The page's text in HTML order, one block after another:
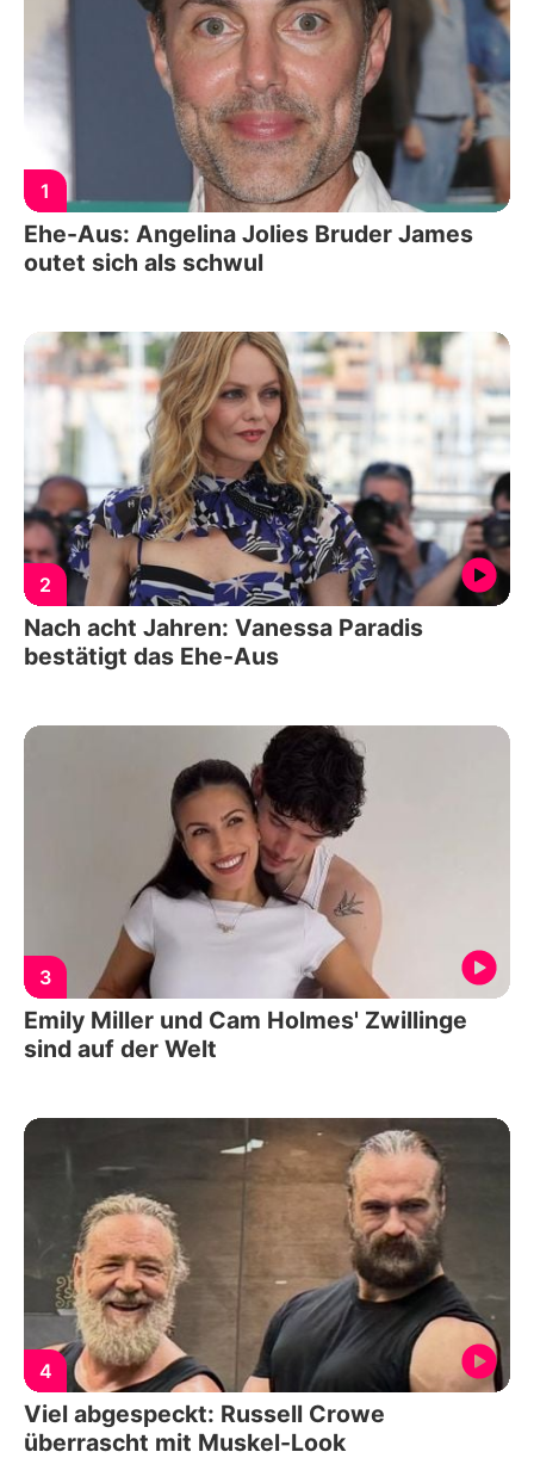
1
Ehe-Aus: Angelina Jolies Bruder James
outet sich als schwul
2
Nach acht Jahren: Vanessa Paradis
bestätigt das Ehe-Aus
3
Emily Miller und Cam Holmes' Zwillinge
sind auf der Welt
4
Viel abgespeckt: Russell Crowe
überrascht mit Muskel-Look